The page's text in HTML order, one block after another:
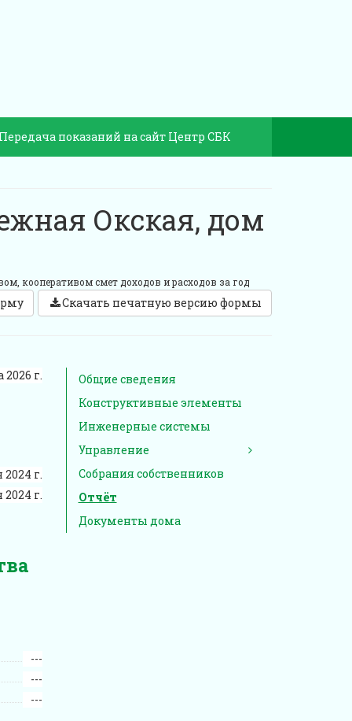
Передача показаний на сайт Центр СБК
Окская, дом
кооперативом смет доходов и расходов за год
Скачать печатную версию формы
2026 г.
2024 г.
2024 г.
---
---
---
Общие сведения
Конструктивные элементы
Инженерные системы
Управление
Собрания собственников
Отчёт
Документы дома